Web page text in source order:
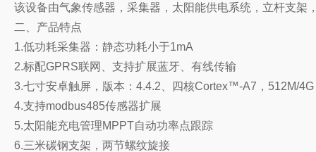
该设备由气象传感器，采集器，太阳能供电系统，立杆支
二、产品特点
1.低功耗采集器：静态功耗小于1mA
2.标配GPRS联网、支持扩展蓝牙、有线传输
3.七寸安卓触屏，版本：4.4.2、四核Cortex™-A7，512M/4G
4.支持modbus485传感器扩展
5.太阳能充电管理MPPT自动功率点跟踪
6.三米碳钢支架，两节螺纹旋接